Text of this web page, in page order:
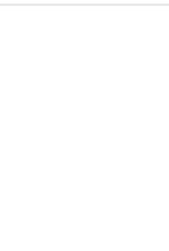
nagedacht